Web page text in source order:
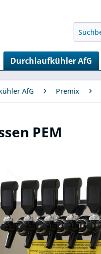
Durchlaufkühler AfG
AfG Premix
PEM